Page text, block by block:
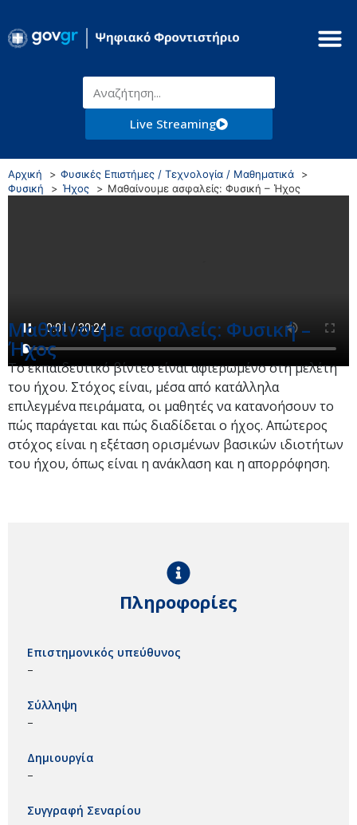
Live Streaming
Αρχική
Φυσικές Επιστήμες / Τεχνολογία / Μαθηματικά
Φυσική
Ήχος Μαθαίνουμε ασφαλείς: Φυσική – Ήχος
Μαθαίνουμε ασφαλείς: Φυσική –
Ήχος
Το εκπαιδευτικό βίντεο είναι αφιερωμένο στη μελέτη
του ήχου. Στόχος είναι, μέσα από κατάλληλα
επιλεγμένα πειράματα, οι μαθητές να κατανοήσουν το
πώς παράγεται και πώς διαδίδεται ο ήχος. Απώτερος
στόχος είναι η εξέταση ορισμένων βασικών ιδιοτήτων
του ήχου, όπως είναι η ανάκλαση και η απορρόφηση.
Πληροφορίες
Επιστημονικός υπεύθυνος
–
Σύλληψη
–
Δημιουργία
–
Συγγραφή Σεναρίου